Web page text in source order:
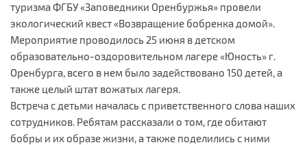
туризма ФГБУ «Заповедники Оренбуржья» провели
экологический квест «Возвращение бобренка домой».
Мероприятие проводилось 25 июня в детском
образовательно-оздоровительном лагере «Юность» г.
Оренбурга, всего в нем было задействовано 150 детей, а
также целый штат вожатых лагеря.
Встреча с детьми началась с приветственного слова наших
сотрудников. Ребятам рассказали о том, где обитают
бобры и их образе жизни, а также поделились с ними